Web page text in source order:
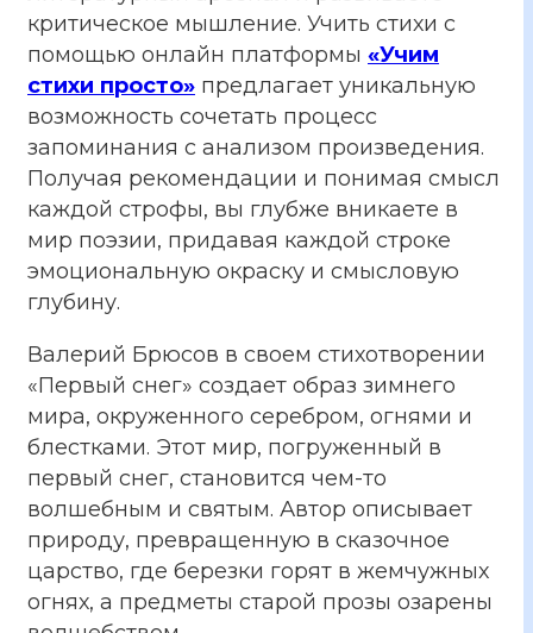
критическое мышление. Учить стихи с
помощью онлайн платформы «Учим
стихи просто» предлагает уникальную
возможность сочетать процесс
запоминания с анализом произведения.
Получая рекомендации и понимая смысл
каждой строфы, вы глубже вникаете в
мир поэзии, придавая каждой строке
эмоциональную окраску и смысловую
глубину.
Валерий Брюсов в своем стихотворении
«Первый снег» создает образ зимнего
мира, окруженного серебром, огнями и
блестками. Этот мир, погруженный в
первый снег, становится чем-то
волшебным и святым. Автор описывает
природу, превращенную в сказочное
царство, где березки горят в жемчужных
огнях, а предметы старой прозы озарены